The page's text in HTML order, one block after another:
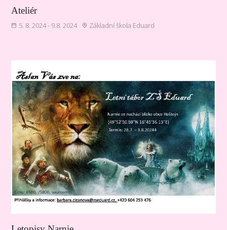
Ateliér
5. 8. 2024 - 9.8. 2024 Základní škola Eduard